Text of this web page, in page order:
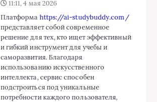
11:11, 4 мая 2026
Платформа https://ai-studybuddy.com/
представляет собой современное
решение для тех, кто ищет эффективный
и гибкий инструмент для учебы и
саморазвития. Благодаря
использованию искусственного
интеллекта, сервис способен
подстроиться под уникальные
потребности каждого пользователя,